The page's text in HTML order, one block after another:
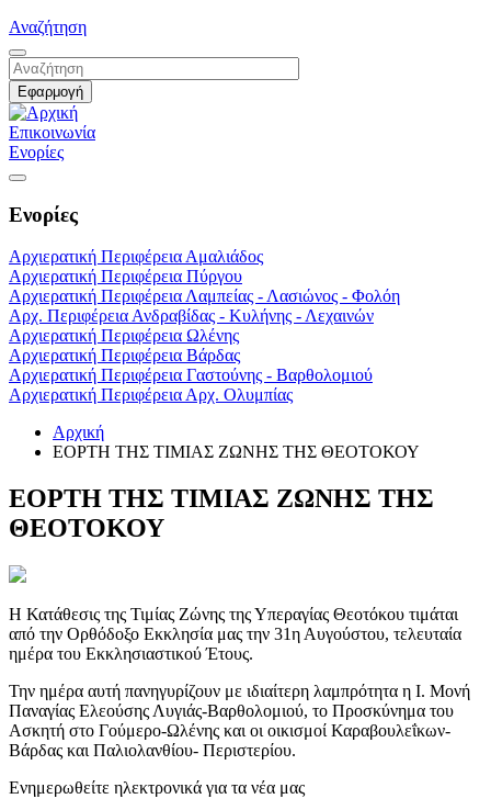
Αναζήτηση
Επικοινωνία
Ενορίες
Ενορίες
Αρχιερατική Περιφέρεια Αμαλιάδος
Αρχιερατική Περιφέρεια Πύργου
Αρχιερατική Περιφέρεια Λαμπείας - Λασιώνος - Φολόη
Αρχ. Περιφέρεια Ανδραβίδας - Κυλήνης - Λεχαινών
Αρχιερατική Περιφέρεια Ωλένης
Αρχιερατική Περιφέρεια Βάρδας
Αρχιερατική Περιφέρεια Γαστούνης - Βαρθολομιού
Αρχιερατική Περιφέρεια Αρχ. Ολυμπίας
Αρχική
ΕΟΡΤΗ ΤΗΣ ΤΙΜΙΑΣ ΖΩΝΗΣ ΤΗΣ ΘΕΟΤΟΚΟΥ
ΕΟΡΤΗ ΤΗΣ ΤΙΜΙΑΣ ΖΩΝΗΣ ΤΗΣ
ΘΕΟΤΟΚΟΥ
Η Κατάθεσις της Τιμίας Ζώνης της Υπεραγίας Θεο­τόκου τιμάται
από την Ορθόδοξο Εκκλησία μας την 31η Αυγούστου, τελευ­ταία
ημέρα του Εκκλησιαστικού Έτους.
Την ημέρα αυτή πανηγυρίζουν με ιδιαίτερη λαμπρότητα η Ι. Μονή
Πανα­γίας Ελεούσης Λυγιάς-Βαρθολομιού, το Προσκύνημα του
Ασκητή στο Γούμερο-Ωλένης και οι οικισμοί Καραβουλεΐκων-
Βάρδας και Παλιολανθίου- Περιστερίου.
Ενημερωθείτε ηλεκτρονικά για τα νέα μας